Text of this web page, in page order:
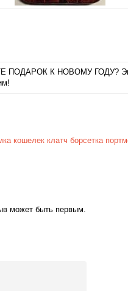
ПОДАРОК К НОВОМУ ГОДУ?
кошелек клатч борсетка
может быть первым.